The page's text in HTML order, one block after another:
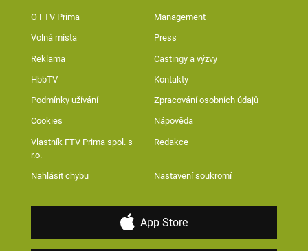
O FTV Prima Management
Volná místa Press
Reklama Castingy a výzvy
HbbTV Kontakty
Podmínky užívání Zpracování osobních údajů
Cookies Nápověda
Vlastník FTV Prima spol. s
r.o.
Redakce
Nahlásit chybu Nastavení soukromí
App Store